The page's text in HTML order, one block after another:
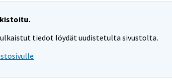
julkaistut tiedot löydät uudistetulta sivustolta.